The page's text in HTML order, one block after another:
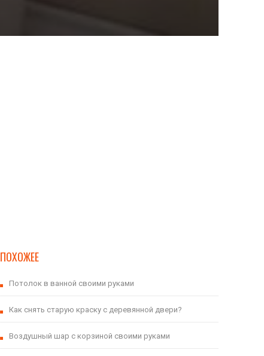
ПОХОЖЕЕ
Потолок в ванной своими руками
Как снять старую краску с деревянной двери?
Воздушный шар с корзиной своими руками